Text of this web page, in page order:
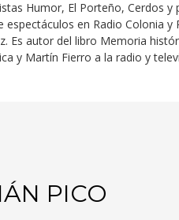
Humor, El Porteño, Cerdos y
espectáculos en Radio Colonia
Es autor del libro Memoria
y Martín Fierro a la radio y
PICO